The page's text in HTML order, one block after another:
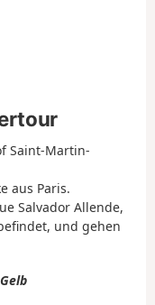
Saint-Martin-
aus Paris.
Salvador Allende,
und gehen